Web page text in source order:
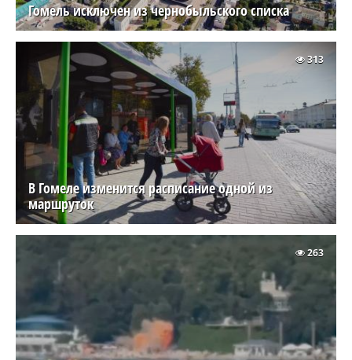
Гомель исключен из чернобыльского списка
В Гомеле изменится расписание одной из
маршруток
313
263